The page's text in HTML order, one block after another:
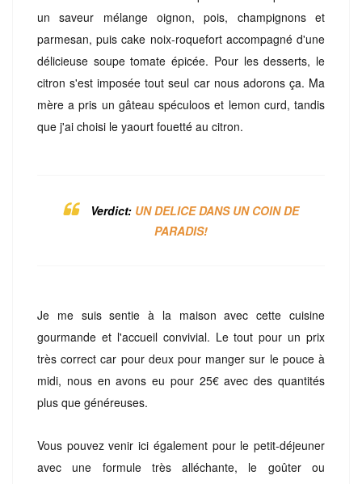
un saveur mélange oignon, pois, champignons et
parmesan, puis cake noix-roquefort accompagné d'une
délicieuse soupe tomate épicée. Pour les desserts, le
citron s'est imposée tout seul car nous adorons ça. Ma
mère a pris un gâteau spéculoos et lemon curd, tandis
que j'ai choisi le yaourt fouetté au citron.
Verdict: UN DELICE DANS UN COIN DE
PARADIS!
Je me suis sentie à la maison avec cette cuisine
gourmande et l'accueil convivial. Le tout pour un prix
très correct car pour deux pour manger sur le pouce à
midi, nous en avons eu pour 25€ avec des quantités
plus que généreuses.
Vous pouvez venir ici également pour le petit-déjeuner
avec une formule très alléchante, le goûter ou